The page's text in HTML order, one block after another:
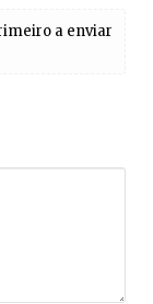
a enviar